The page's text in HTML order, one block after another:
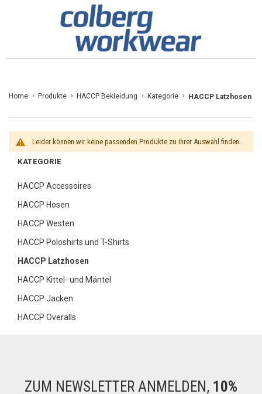
springen
Home Produkte HACCP Bekleidung Kategorie HACCP Latzhosen
Leider können wir keine passenden Produkte zu ihrer Auswahl finden.
KATEGORIE
HACCP Accessoires
HACCP Hosen
HACCP Westen
HACCP Poloshirts und T-Shirts
HACCP Latzhosen
HACCP Kittel- und Mäntel
HACCP Jacken
HACCP Overalls
ZUM NEWSLETTER ANMELDEN, 10%